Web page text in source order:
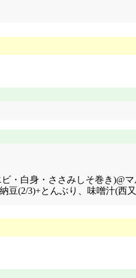
・白身・ささみしそ巻き)@マ
豆(2/3)+とんぶり、味噌汁(